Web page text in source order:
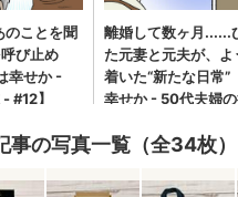
事の写真一覧（全34枚）